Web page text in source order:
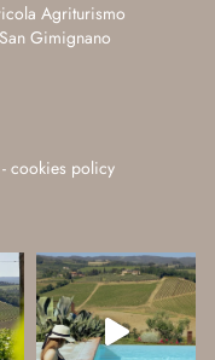
Agriturismo
Gimignano
- cookies policy